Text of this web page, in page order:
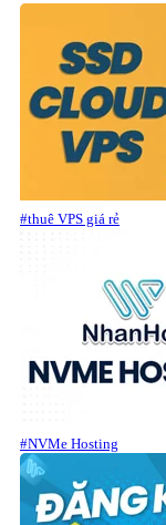
#thuê VPS giá rẻ
#NVMe Hosting